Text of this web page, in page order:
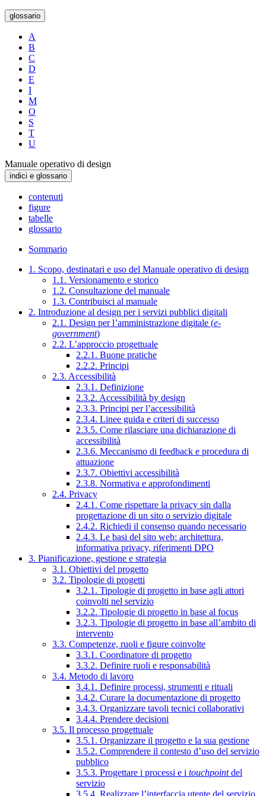
glossario
A
B
C
D
E
I
M
O
S
T
U
Manuale operativo di design
indici e glossario
contenuti
figure
tabelle
glossario
Sommario
1. Scopo, destinatari e uso del Manuale operativo di design
1.1. Versionamento e storico
1.2. Consultazione del manuale
1.3. Contribuisci al manuale
2. Introduzione al design per i servizi pubblici digitali
2.1. Design per l’amministrazione digitale (e-
government)
2.2. L’approccio progettuale
2.2.1. Buone pratiche
2.2.2. Principi
2.3. Accessibilità
2.3.1. Definizione
2.3.2. Accessibilità by design
2.3.3. Principi per l’accessibilità
2.3.4. Linee guida e criteri di successo
2.3.5. Come rilasciare una dichiarazione di
accessibilità
2.3.6. Meccanismo di feedback e procedura di
attuazione
2.3.7. Obiettivi accessibilità
2.3.8. Normativa e approfondimenti
2.4. Privacy
2.4.1. Come rispettare la privacy sin dalla
progettazione di un sito o servizio digitale
2.4.2. Richiedi il consenso quando necessario
2.4.3. Le basi del sito web: architettura,
informativa privacy, riferimenti DPO
3. Pianificazione, gestione e strategia
3.1. Obiettivi del progetto
3.2. Tipologie di progetti
3.2.1. Tipologie di progetto in base agli attori
coinvolti nel servizio
3.2.2. Tipologie di progetto in base al focus
3.2.3. Tipologie di progetto in base all’ambito di
intervento
3.3. Competenze, ruoli e figure coinvolte
3.3.1. Coordinatore di progetto
3.3.2. Definire ruoli e responsabilità
3.4. Metodo di lavoro
3.4.1. Definire processi, strumenti e rituali
3.4.2. Curare la documentazione di progetto
3.4.3. Organizzare tavoli tecnici collaborativi
3.4.4. Prendere decisioni
3.5. Il processo progettuale
3.5.1. Organizzare il progetto e la sua gestione
3.5.2. Comprendere il contesto d’uso del servizio
pubblico
3.5.3. Progettare i processi e i touchpointdel
servizio
3.5.4. Realizzare l’interfaccia utente del servizio